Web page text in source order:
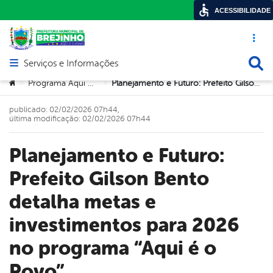
Acesso
Abrir menu principal de navegação
Serviços e Informações
Você está aqui:
> Programa Aqui é o Povo > Planejamento e Futuro: Prefeito Gilson Bento detalha metas e investimentos para 2026 no programa “Aqui é o Povo”
Planejamento e Futuro:
Prefeito Gilson Bento
detalha metas e
investimentos para 2026
no programa “Aqui é o
publicado: 02/02/2026 07h44,
última modificação: 02/02/2026 07h44
ACESSIBILIDADE